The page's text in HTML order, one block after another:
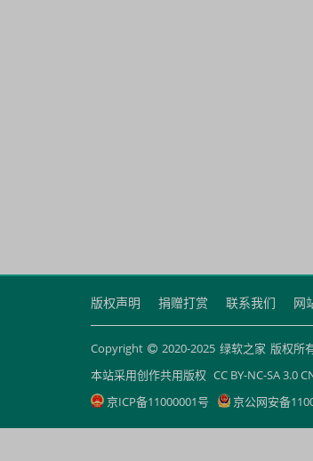
版权声明 捐赠打赏 联系我们 网
Copyright 2020-2025 绿软之家 版权所
本站采用创作共用版权 CC BY-NC-SA 3.0
京ICP备11000001号
京公网安备